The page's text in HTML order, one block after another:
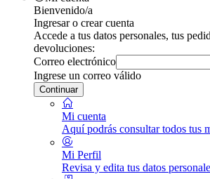
Bienvenido/a
Ingresar o crear cuenta
Accede a tus datos personales, tus
devoluciones:
Correo electrónico
Ingrese un correo válido
Continuar
Mi cuenta
Aquí podrás consultar todos tus
Mi Perfil
Revisa y edita tus datos